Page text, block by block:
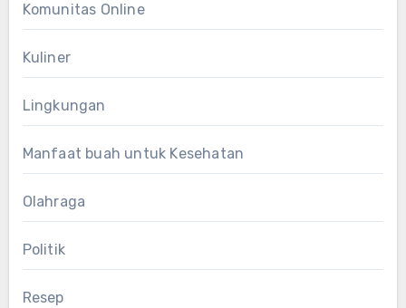
Komunitas Online
Kuliner
Lingkungan
Manfaat buah untuk Kesehatan
Olahraga
Politik
Resep